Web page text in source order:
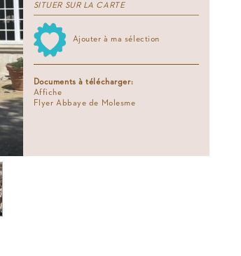
SITUER SUR LA CARTE
Ajouter à ma sélection
Documents à télécharger:
Affiche
Flyer Abbaye de Molesme